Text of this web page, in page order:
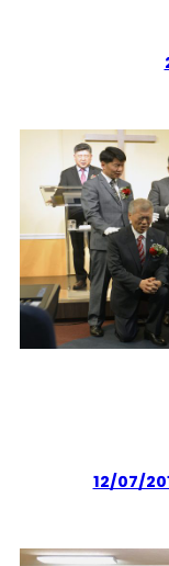
12/07/